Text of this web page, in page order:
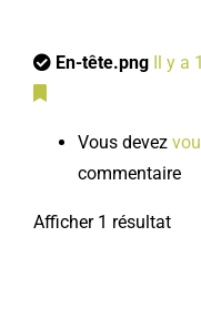
En-tête.png Il y a
Vous devez
commentaire
Afficher 1 résultat